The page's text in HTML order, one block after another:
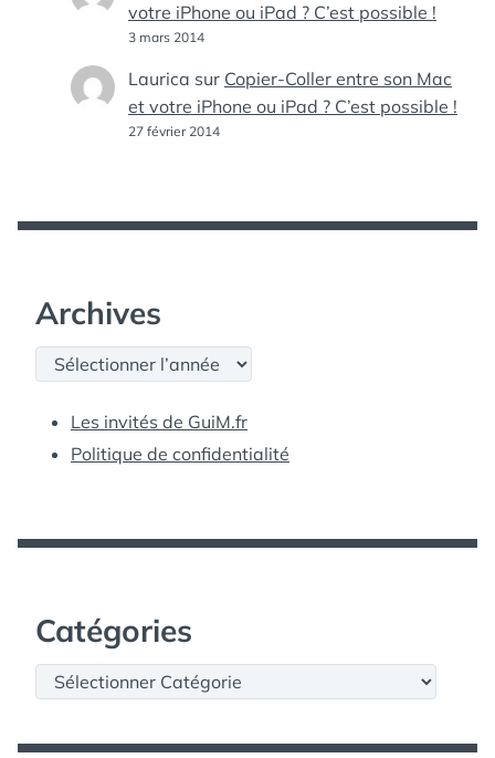
votre iPhone ou iPad ? C’est possible !
3 mars 2014
Laurica sur Copier-Coller entre son Mac
et votre iPhone ou iPad ? C’est possible !
27 février 2014
Archives
Archives
Les invités de GuiM.fr
Politique de confidentialité
Catégories
Catégories